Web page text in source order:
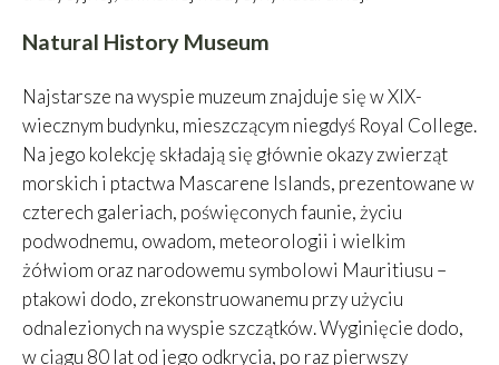
Natural History Museum
Najstarsze na wyspie muzeum znajduje się w XIX-
wiecznym budynku, mieszczącym niegdyś Royal College.
Na jego kolekcję składają się głównie okazy zwierząt
morskich i ptactwa Mascarene Islands, prezentowane w
czterech galeriach, poświęconych faunie, życiu
podwodnemu, owadom, meteorologii i wielkim
żółwiom oraz narodowemu symbolowi Mauritiusu –
ptakowi dodo, zrekonstruowanemu przy użyciu
odnalezionych na wyspie szczątków. Wyginięcie dodo,
w ciągu 80 lat od jego odkrycia, po raz pierwszy